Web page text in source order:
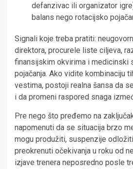
defanzivac ili organizator
balans nego rotacijsko
Signali koje treba pratiti:
direktora, procurele liste ciljeva,
finansijskim okvirima i medicinski
pojačanja. Ako vidite kombinaciju
vestima, postoji realna šansa da
i da promeni raspored snaga
Pre nego što pređemo na
napomenuti da se situacija brzo
mogu produžiti, suspenzije
preokrenuti očekivanja u roku od
izjave trenera neposredno posle